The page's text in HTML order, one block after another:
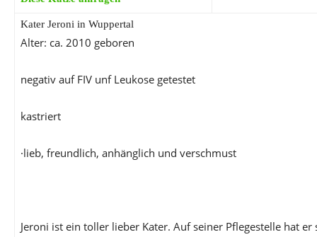
Kater Jeroni in Wuppertal
Alter: ca. 2010 geboren
negativ auf FIV unf Leukose getestet
kastriert
·lieb, freundlich, anhänglich und verschmust
Jeroni ist ein toller lieber Kater. Auf seiner Pflegestelle hat er